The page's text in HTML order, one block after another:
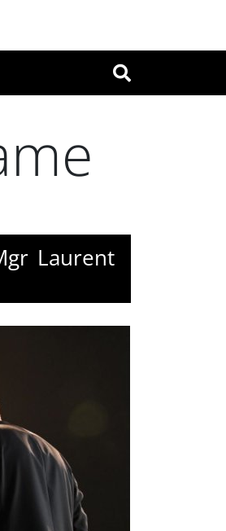
OK
Laurent